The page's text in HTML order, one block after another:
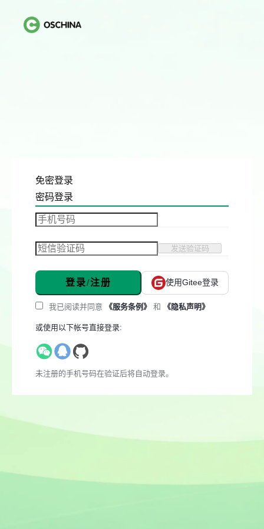
免密登录
密码登录
发送验证码
登录/注册 使用Gitee登录
我已阅读并同意 《服务条例》 和 《隐私声明》
或使用以下帐号直接登录:
未注册的手机号码在验证后将自动登录。